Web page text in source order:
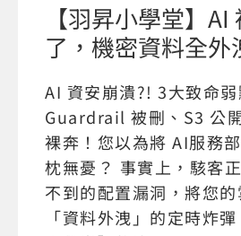
【羽昇小學堂】
了，機密資料全外
AI 資安崩潰?! 3大致命弱
Guardrail 被刪、S3 公
裸奔！您以為將 AI服務
枕無憂？ 事實上，駭客
不到的配置漏洞，將您
「資料外洩」的定時炸